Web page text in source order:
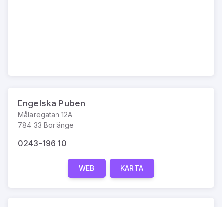
Engelska Puben
Målaregatan 12A
784 33 Borlänge
0243-196 10
WEB KARTA